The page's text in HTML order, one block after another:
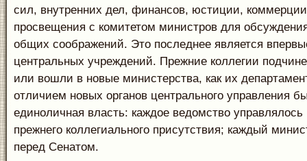
сил, внутренних дел, финансов, юстиции,
просвещения с комитетом министров для
общих соображений. Это последнее является
центральных учреждений. Прежние коллегии
или вошли в новые министерства, как их
отличием новых органов центрального управления
единоличная власть: каждое ведомство
прежнего коллегиального присутствия; каждый
перед Сенатом.